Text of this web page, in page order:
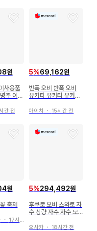
원
사용품
주 이로
간 전
5%69,162원
반폭 오비 반폭 오비
유카타 유카타 유카타
여성용 브라운 핑크
아이치 ・ 15시간 전
원
축제
・ 17시간 전
5%294,492원
후쿠로 오비 스와토 자
수 상량 자수 자수 모
쓰무기 기모노 081b
오사카 ・ 18시간 전